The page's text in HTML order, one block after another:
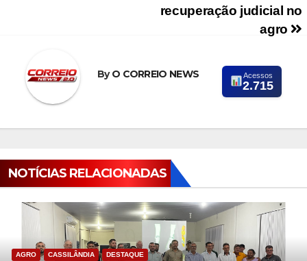
recuperação judicial no
agro
ByO CORREIO NEWS Acessos
2.715
NOTÍCIAS RELACIONADAS
AGRO CASSILÂNDIA DESTAQUE